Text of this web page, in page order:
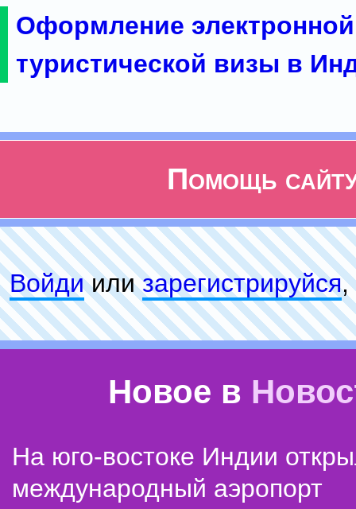
Оформление электронной
туристической визы в
Помощь
Войдиилизарeгиcтpируйся,
Новое в
На юго-востоке Индии
международный аэропорт